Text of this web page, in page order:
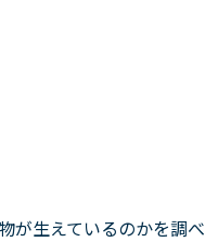
が生えているのかを調べ